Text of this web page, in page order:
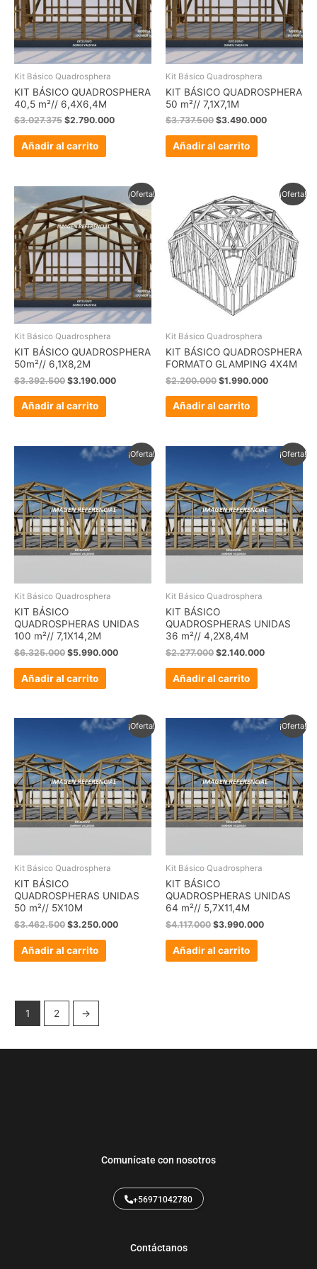
Kit Básico Quadrosphera
KIT BÁSICO QUADROSPHERA
40,5 m²// 6,4X6,4M
$3.027.375 $2.790.000
Añadir al carrito
Kit Básico Quadrosphera
KIT BÁSICO QUADROSPHERA
50 m²// 7,1X7,1M
$3.737.500 $3.490.000
Añadir al carrito
¡Oferta!
Kit Básico Quadrosphera
KIT BÁSICO QUADROSPHERA
50m²// 6,1X8,2M
$3.392.500
precio
original
era:
$3.392.500.
$3.190.000
precio
actual
es:
$3.190.000.
Añadir al carrito
¡Oferta!
Kit Básico Quadrosphera
KIT BÁSICO QUADROSPHERA
FORMATO GLAMPING 4X4M
$2.200.000
precio
original
era:
$2.200.000.
$1.990.000
precio
actual
es:
Añadir al carrito
¡Oferta!
Kit Básico Quadrosphera
KIT BÁSICO
QUADROSPHERAS UNIDAS
100 m²// 7,1X14,2M
$6.325.000
precio
$6.325.000.
$5.990.000
El
precio
es:
$5.990.000.
Añadir al carrito
¡Oferta!
Kit Básico Quadrosphera
KIT BÁSICO
QUADROSPHERAS UNIDAS
36 m²// 4,2X8,4M
$2.277.000
precio
era:
$2.277.000.
$2.140.000
El
precio
es:
$2.140.000.
Añadir al carrito
¡Oferta!
Kit Básico Quadrosphera
KIT BÁSICO
QUADROSPHERAS UNIDAS
50 m²// 5X10M
$3.462.500
precio
$3.462.500.
$3.250.000
El
precio
es:
$3.250.000.
Añadir al carrito
¡Oferta!
Kit Básico Quadrosphera
KIT BÁSICO
QUADROSPHERAS UNIDAS
64 m²// 5,7X11,4M
$4.117.000
era:
$4.117.000.
$3.990.000
El
precio
es:
$3.990.000.
Añadir al carrito
1 2 →
Comunícate con nosotros
+56971042780
Contáctanos